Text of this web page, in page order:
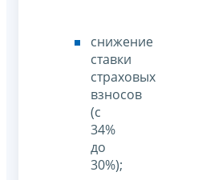
снижение
ставки
страховых
взносов
(с
34%
до
30%);